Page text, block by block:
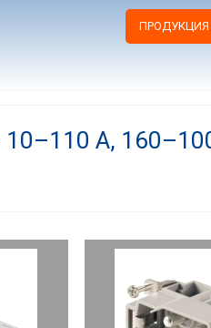
ПРОДУКЦИЯ
10–110 А,